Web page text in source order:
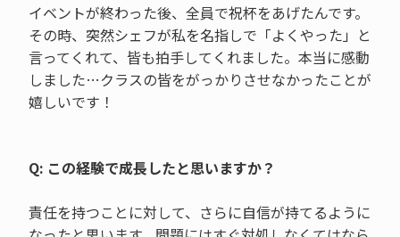
イベントが終わった後、全員で祝杯をあげたんです。
その時、突然シェフが私を名指しで「よくやった」と
言ってくれて、皆も拍手してくれました。本当に感動
しました…クラスの皆をがっかりさせなかったことが
嬉しいです！
Q: この経験で成長したと思いますか？
責任を持つことに対して、さらに自信が持てるように